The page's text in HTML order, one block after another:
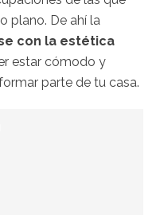
plano. De ahí la
con la estética
estar cómodo y
parte de tu casa.